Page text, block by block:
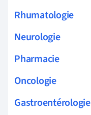
Rhumatologie
Neurologie
Pharmacie
Oncologie
Gastroentérologie